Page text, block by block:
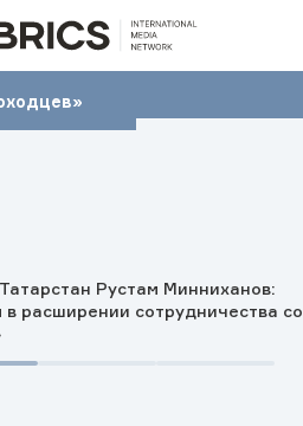
Рустам Минниханов:
расширении сотрудничества со